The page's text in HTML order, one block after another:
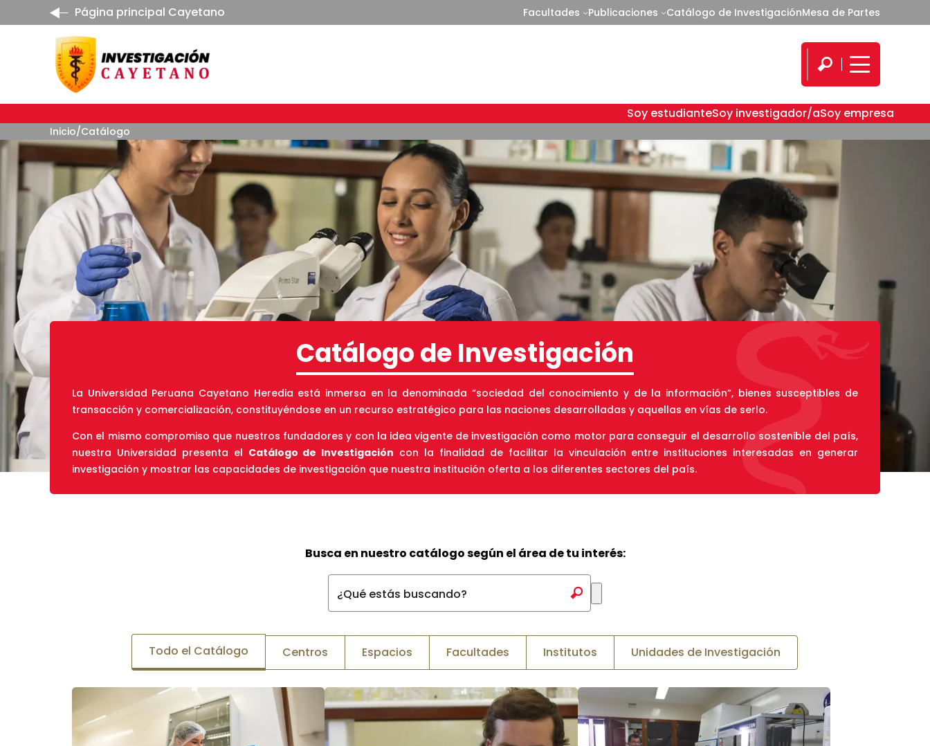
Página principal Cayetano Facultades Publicaciones Catálogo de InvestigaciónMesa de Partes
Soy estudianteSoy investigador/aSoy empresa
Inicio/Catálogo
Catálogo de Investigación
La Universidad Peruana Cayetano Heredia está inmersa en la denominada “sociedad del conocimiento y de la información”, bienes susceptibles de
transacción y comercialización, constituyéndose en un recurso estratégico para las naciones desarrolladas y aquellas en vías de serlo.
Con el mismo compromiso que nuestros fundadores y con la idea vigente de investigación como motor para conseguir el desarrollo sostenible del país,
nuestra Universidad presenta el Catálogo de Investigación con la finalidad de facilitar la vinculación entre instituciones interesadas en generar
investigación y mostrar las capacidades de investigación que nuestra institución oferta a los diferentes sectores del país.
Busca en nuestro catálogo según el área de tu interés:
¿Qué estás buscando?
Todo el Catálogo Centros Espacios Facultades Institutos Unidades de Investigación